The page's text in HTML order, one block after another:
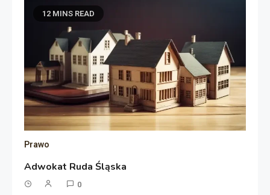
12 MINS READ
Prawo
Adwokat Ruda Śląska
0